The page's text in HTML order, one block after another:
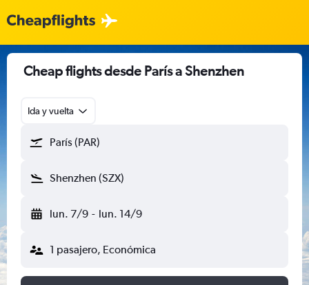
Cheap flights desde París a Shenzhen
Ida y vuelta
París (PAR)
Shenzhen (SZX)
lun. 7/9 - lun. 14/9
1 pasajero, Económica